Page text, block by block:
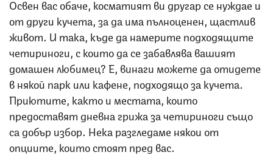
Освен вас обаче, косматият ви другар се нуждае и
от други кучета, за да има пълноценен, щастлив
живот. И така, къде да намерите подходящите
четириноги, с които да се забавлява вашият
домашен любимец? Е, винаги можете да отидете
в някой парк или кафене, подходящо за кучета.
Приютите, както и местата, които
предоставят дневна грижа за четириноги също
са добър избор. Нека разгледаме някои от
опциите, които стоят пред вас.